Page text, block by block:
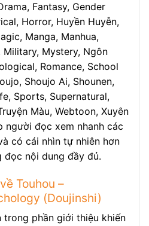
Fantasy, Gender
Horror, Huyền Huyễn,
Manga, Manhua,
Mystery, Ngôn
Romance, School
Shoujo Ai, Shounen,
Sports, Supernatural,
Màu, Webtoon, Xuyên
người đọc xem nhanh các
có cái nhìn tự nhiên hơn
đọc nội dung đầy đủ.
Touhou –
(Doujinshi)
trong phần giới thiệu khiến